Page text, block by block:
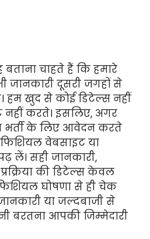
चाहते हैं कि हमारे
जानकारी दूसरी जगहों से
हम खुद से कोई डिटेल्स नहीं
नहीं करते। इसलिए, अगर
भर्ती के लिए आवेदन करते
वेबसाइट या
लें। सही जानकारी,
की डिटेल्स केवल
घोषणा से ही चेक
या जल्दबाजी से
बरतना आपकी जिम्मेदारी